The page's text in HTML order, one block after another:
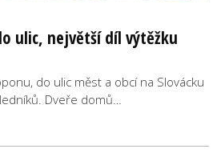
ulic, největší díl výtěžku
do ulic měst a obcí na Slovácku
Dveře domů…